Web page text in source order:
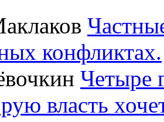
конфликтах.
Четыре
власть